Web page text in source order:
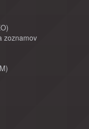
zoznamov